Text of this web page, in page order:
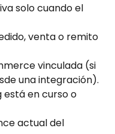
solo cuando el
venta o remito
vinculada (si
una integración).
está en curso o
actual del